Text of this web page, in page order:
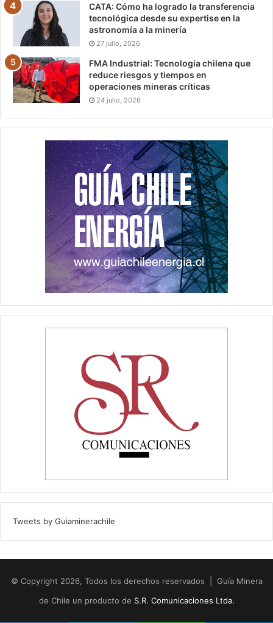
CATA: Cómo ha logrado la transferencia
tecnológica desde su expertise en la
astronomía a la minería
27 julio, 2026
FMA Industrial: Tecnología chilena que
reduce riesgos y tiempos en
operaciones mineras críticas
24 julio, 2026
Tweets by Guiaminerachile
© Copyright 2026, Todos los derechos reservados | Guía Minera
de Chile un producto de S.R. Comunicaciones Ltda.